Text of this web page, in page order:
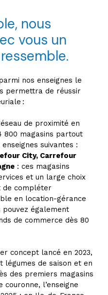
nous
vous un
nos enseignes le
permettra de réussir
:
de proximité en
800 magasins partout
suivantes :
City, Carrefour
: ces magasins
et un large choix
de compléter
en location-gérance
pouvez également
de commerce dès 80
concept lancé en 2023,
légumes de saison et en
des premiers magasins
l’enseigne